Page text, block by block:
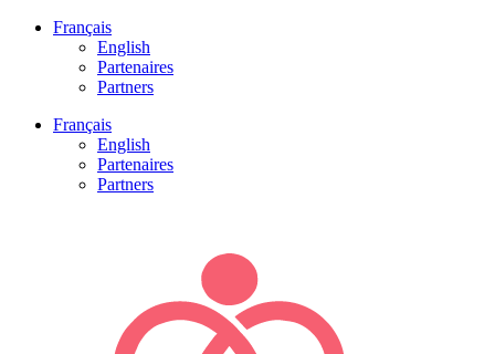
Français
English
Partenaires
Partners
Français
English
Partenaires
Partners